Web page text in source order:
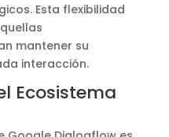
Esta flexibilidad
mantener su
interacción.
Ecosistema